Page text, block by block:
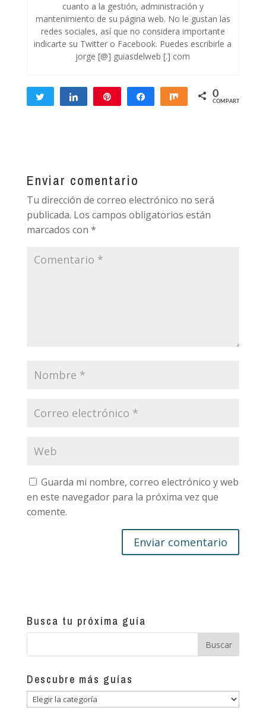
cuanto a la gestión, administración y
mantenimiento de su página web. No le gustan las
redes sociales, así que no considera importante
indicarte su Twitter o Facebook. Puedes escribirle a
jorge [@] guiasdelweb [.] com
Twittear Compartir Compartir Compartir
0
COMPARTIR
Enviar comentario
Tu dirección de correo electrónico no será
publicada. Los campos obligatorios están
marcados con *
Guarda mi nombre, correo electrónico y web
en este navegador para la próxima vez que
comente.
Busca tu próxima guía
Descubre más guías
Descubre